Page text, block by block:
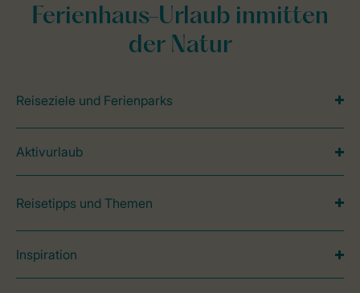
Ferienhaus-Urlaub inmitten
der Natur
Reiseziele und Ferienparks
Aktivurlaub
Reisetipps und Themen
Inspiration